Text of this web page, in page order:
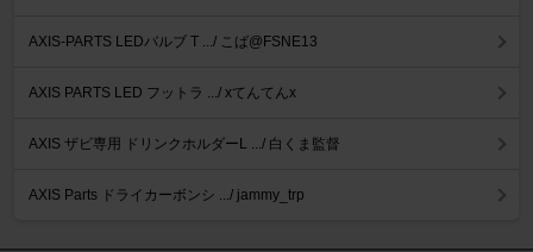
AXIS-PARTS LEDバルブ T .../ こば@FSNE13
AXIS PARTS LED フットラ .../ xてんてんx
AXIS ザビ専用 ドリンクホルダーL .../ 白くま監督
AXIS Parts ドライカーボンシ .../ jammy_trp